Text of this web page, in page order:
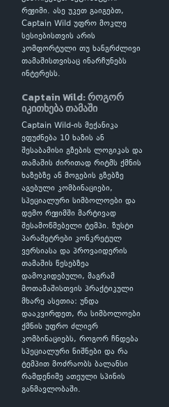
რეჟიმი. ასე უკეთ გაიგებთ,
Captain Wild უფრო მოკლე
სესიებისთვის არის
კომფორტული თუ ხანგრძლივი
თამაშისთვისაც ინარჩუნებს
ინტერესს.
Captain Wild: როგორ
იკითხება თამაში
Captain Wild-ის მექანიკა
ეფუძნება 10 ხაზის ან
შესაბამისი გზების ლოგიკას და
თამაშის ძირითად რიტმს ქმნის
ხაზებზე ან მოგების გზებზე
აგებული კომბინაციები,
სპეციალური სიმბოლოები და
დემო რეჟიმში მარტივად
შესამოწმებელი ტემპი. ზუსტი
პარამეტრები კონკრეტულ
ვერსიასა და პროვაიდერის
თამაშის წესებზეა
დამოკიდებული, მაგრამ
მოთამაშისთვის პრაქტიკული
მხარე ასეთია: უნდა
დააკვირდეთ, რა სიმბოლოები
ქმნის უფრო ძლიერ
კომბინაციებს, როგორ ჩნდება
სპეციალური ნიშნები და რა
ტემპით მოძრაობს ბალანსი
რამდენიმე ათეული სპინის
განმავლობაში.